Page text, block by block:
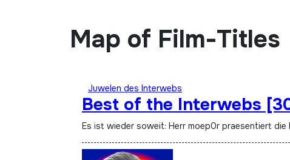
Map of Film-Titles
Juwelen des Interwebs
Best of the Interwebs
Es ist wieder soweit: Herr moep0r praesentiert